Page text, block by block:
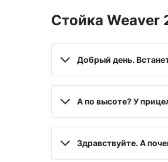
Стойка
Добрый день.
А по высоте? У
Здравствуйте. А